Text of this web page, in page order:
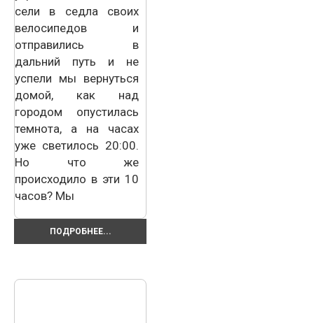
сели в седла своих
велосипедов и
отправились в
дальний путь и не
успели мы вернуться
домой, как над
городом опустилась
темнота, а на часах
уже светилось 20:00.
Но что же
происходило в эти 10
часов? Мы
ПОДРОБНЕЕ...